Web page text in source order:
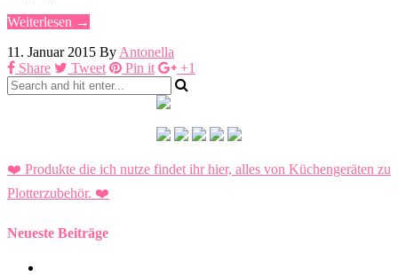
Weiterlesen →
11. Januar 2015 By Antonella
Share
Tweet Pin it +1
❤️ Produkte die ich nutze findet ihr hier, alles von Küchengeräten zu
Plotterzubehör. ❤️
Neueste Beiträge